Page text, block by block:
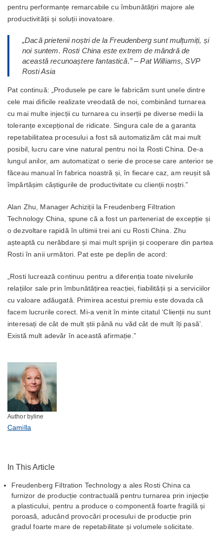
pentru performanțe remarcabile cu îmbunătățiri majore ale
productivității și soluții inovatoare.
„Dacă prietenii noștri de la Freudenberg sunt mulțumiți, și
noi suntem. Rosti China este extrem de mândră de
această recunoaștere fantastică.” – Pat Williams, SVP
Rosti Asia
Pat continuă: „Produsele pe care le fabricăm sunt unele dintre
cele mai dificile realizate vreodată de noi, combinând turnarea
cu mai multe injecții cu turnarea cu inserții pe diverse medii la
toleranțe excepțional de ridicate. Singura cale de a garanta
repetabilitatea procesului a fost să automatizăm cât mai mult
posibil, lucru care vine natural pentru noi la Rosti China. De-a
lungul anilor, am automatizat o serie de procese care anterior se
făceau manual în fabrica noastră și, în fiecare caz, am reușit să
împărtășim câștigurile de productivitate cu clienții noștri.”
Alan Zhu, Manager Achiziții la Freudenberg Filtration
Technology China, spune că a fost un parteneriat de excepție și
o dezvoltare rapidă în ultimii trei ani cu Rosti China. Zhu
așteaptă cu nerăbdare și mai mult sprijin și cooperare din partea
Rosti în anii următori. Pat este pe deplin de acord:
„Rosti lucrează continuu pentru a diferenția toate nivelurile
relațiilor sale prin îmbunătățirea reacției, fiabilității și a serviciilor
cu valoare adăugată. Primirea acestui premiu este dovada că
facem lucrurile corect. Mi-a venit în minte citatul ‘Clienții nu sunt
interesați de cât de mult știi până nu văd cât de mult îți pasă’.
Există mult adevăr în această afirmație.”
Author byline
Camilla
In This Article
Freudenberg Filtration Technology a ales Rosti China ca
furnizor de producție contractuală pentru turnarea prin injecție
a plasticului, pentru a produce o componentă foarte fragilă și
poroasă, aducând provocări procesului de producție prin
gradul foarte mare de repetabilitate și volumele solicitate.